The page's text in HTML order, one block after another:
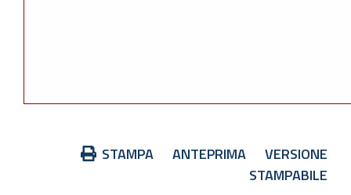
STAMPA ANTEPRIMA
VERSIONE
STAMPABILE